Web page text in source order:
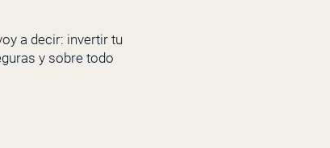
a decir: invertir tu
y sobre todo